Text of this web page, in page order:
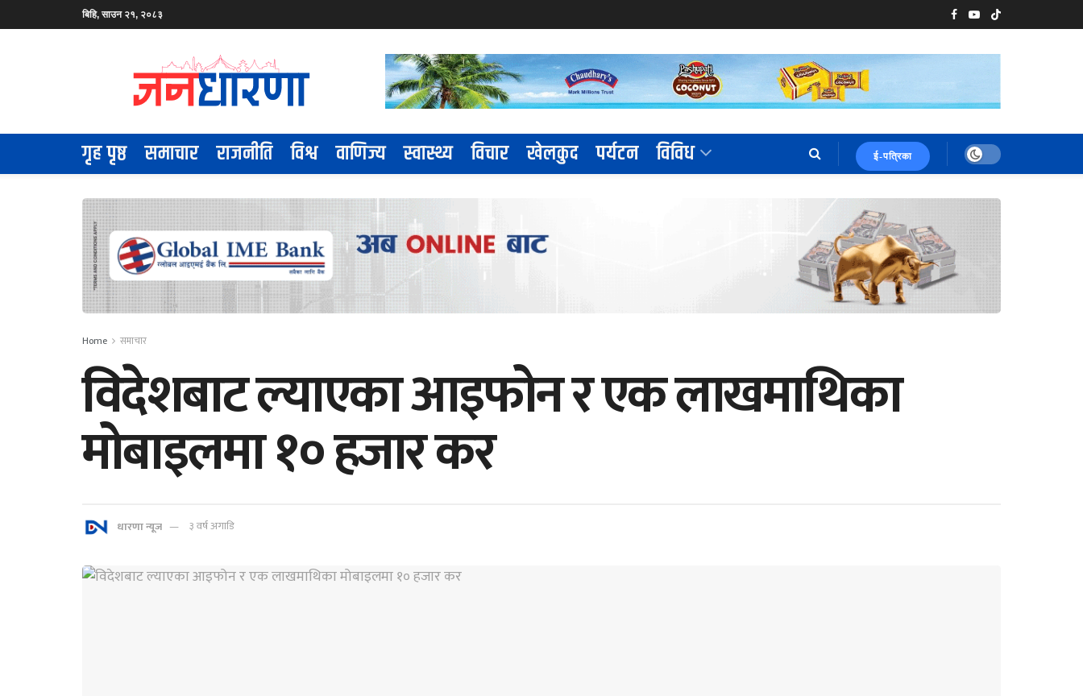
बिहि, साउन २१, २०८३
गृह पृष्ठ समाचार राजनीति विश्व वाणिज्य स्वास्थ्य विचार खेलकुद पर्यटन विविध ई-पत्रिका
Home समाचार
विदेशबाट ल्याएका आइफोन र एक लाखमाथिका
मोबाइलमा १० हजार कर
धारणा न्यूज ३ वर्ष अगाडि